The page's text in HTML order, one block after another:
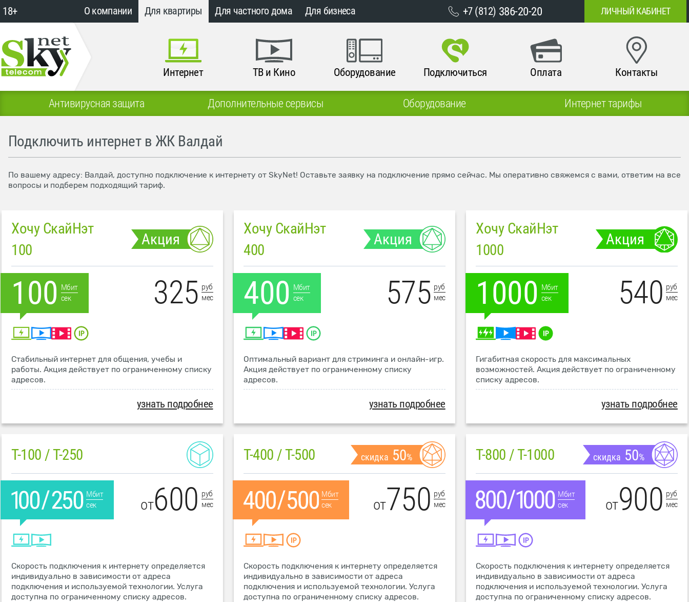
18+ О компании Для квартиры Для частного дома Для бизнеса +7 (812) 386-20-20 ЛИЧНЫЙ КАБИНЕТ
Интернет ТВ и Кино Оборудование Подключиться Оплата Контакты
Антивирусная защита Дополнительные сервисы Оборудование Интернет тарифы
Подключить интернет в ЖК Валдай
По вашему адресу: Валдай, доступно подключение к интернету от SkyNet! Оставьте заявку на подключение прямо сейчас. Мы оперативно свяжемся с вами, ответим на все
вопросы и подберем подходящий тариф.
Хочу СкайНэт
100
Акция
100 Мбит
сек
325 руб
мес
Стабильный интернет для общения, учебы и
работы. Акция действует по ограниченному списку
адресов.
узнать подробнее
Хочу СкайНэт
400
Акция
400 Мбит
сек
575 руб
мес
Оптимальный вариант для стриминга и онлайн-игр.
Акция действует по ограниченному списку
адресов.
узнать подробнее
Хочу СкайНэт
1000
Акция
1000 Мбит
сек
540 руб
мес
Гигабитная скорость для максимальных
возможностей. Акция действует по ограниченному
списку адресов.
узнать подробнее
T-100 / T-250
Мбит
сек
от600 руб
мес
Скорость подключения к интернету определяется
индивидуально в зависимости от адреса
подключения и используемой технологии. Услуга
доступна по ограниченному списку адресов.
T-400 / T-500 скидка 50%
Мбит
сек
от750 руб
мес
Скорость подключения к интернету определяется
индивидуально в зависимости от адреса
подключения и используемой технологии. Услуга
доступна по ограниченному списку адресов.
T-800 / T-1000 скидка 50%
Мбит
сек
от900 руб
мес
Скорость подключения к интернету определяется
индивидуально в зависимости от адреса
подключения и используемой технологии. Услуга
доступна по ограниченному списку адресов.